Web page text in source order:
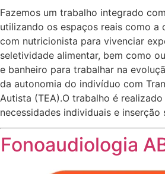
Fazemos um trabalho integrado
utilizando os espaços reais como a
com nutricionista para vivenciar
seletividade alimentar, bem como
e banheiro para trabalhar na
da autonomia do indivíduo com
Autista (TEA).O trabalho é
necessidades individuais e inserção
Fonoaudiologia